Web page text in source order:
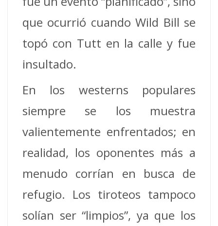
que ocurrió cuando Wild Bill se
topó con Tutt en la calle y fue
insultado.
En los westerns populares
siempre se los muestra
valientemente enfrentados; en
realidad, los oponentes más a
menudo corrían en busca de
refugio. Los tiroteos tampoco
solían ser “limpios”, ya que los